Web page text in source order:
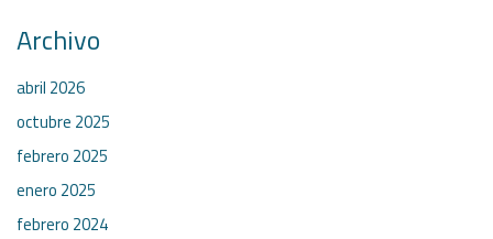
Archivo
abril 2026
octubre 2025
febrero 2025
enero 2025
febrero 2024